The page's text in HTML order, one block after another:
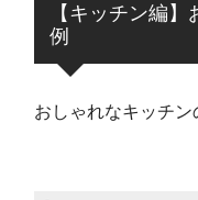
【キッチン編
例
おしゃれなキッチン